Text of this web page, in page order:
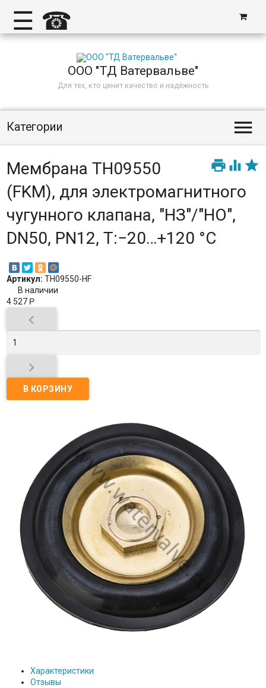
☰ ☎
ООО "ТД Ватервальве"
Для тех, кто ценит качество и надёжность
Категории 
  
Мембрана TH09550
(FKM), для электромагнитного
чугунного клапана, "НЗ"/"НО",
DN50, PN12, Т:−20…+120 °С
Артикул: TH09550-HF
В наличии
4 527 Р


Характеристики
Отзывы